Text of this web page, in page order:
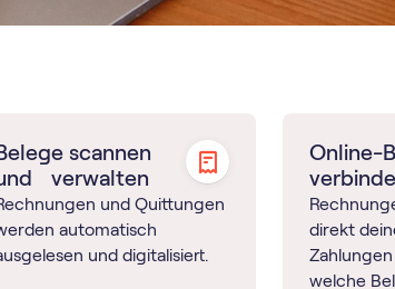
scannen
verwalten
und Quittungen
automatisch
und digitalisiert.
Online-
direkt
welche